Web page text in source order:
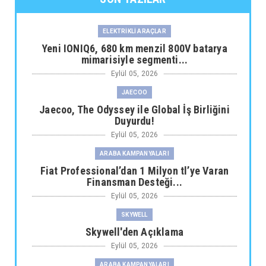
ELEKTRİKLİ ARAÇLAR
Yeni IONIQ6, 680 km menzil 800V batarya
mimarisiyle segmenti...
Eylül 05, 2026
JAECOO
Jaecoo, The Odyssey ile Global İş Birliğini
Duyurdu!
Eylül 05, 2026
ARABA KAMPANYALARI
Fiat Professional’dan 1 Milyon tl’ye Varan
Finansman Desteği...
Eylül 05, 2026
SKYWELL
Skywell'den Açıklama
Eylül 05, 2026
ARABA KAMPANYALARI